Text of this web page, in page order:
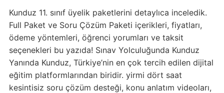
Kunduz 11. sınıf üyelik paketlerini detaylıca inceledik.
Full Paket ve Soru Çözüm Paketi içerikleri, fiyatları,
ödeme yöntemleri, öğrenci yorumları ve taksit
seçenekleri bu yazıda! Sınav Yolculuğunda Kunduz
Yanında Kunduz, Türkiye’nin en çok tercih edilen dijital
eğitim platformlarından biridir. yirmi dört saat
kesintisiz soru çözüm desteği, konu anlatım videoları,